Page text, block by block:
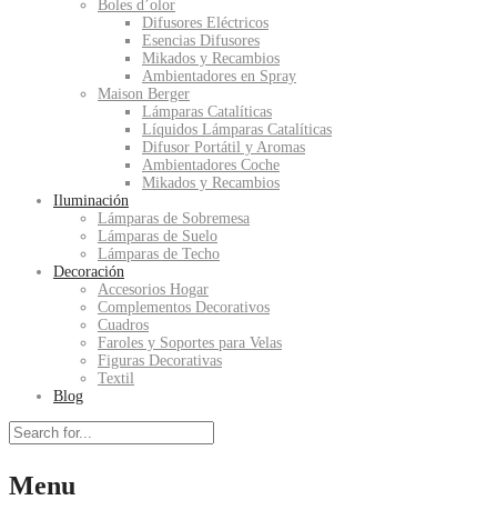
Boles d’olor
Difusores Eléctricos
Esencias Difusores
Mikados y Recambios
Ambientadores en Spray
Maison Berger
Lámparas Catalíticas
Líquidos Lámparas Catalíticas
Difusor Portátil y Aromas
Ambientadores Coche
Mikados y Recambios
Iluminación
Lámparas de Sobremesa
Lámparas de Suelo
Lámparas de Techo
Decoración
Accesorios Hogar
Complementos Decorativos
Cuadros
Faroles y Soportes para Velas
Figuras Decorativas
Textil
Blog
Menu